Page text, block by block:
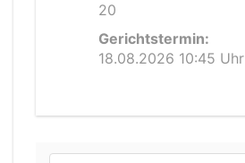
20
Gerichtstermin:
18.08.2026 10:45 Uhr